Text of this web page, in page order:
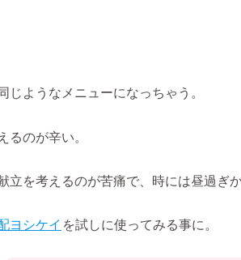
じようなメニューになっちゃう。
るのが辛い。
立を考えるのが苦痛で、時には昼過ぎ
ヨシケイ を試しに使ってみる事に。